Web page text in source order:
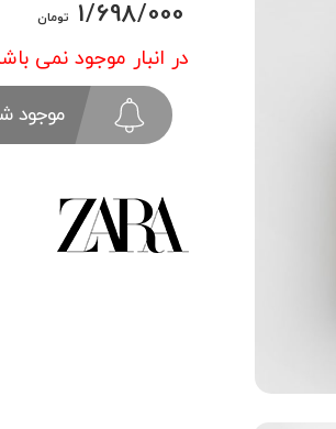
1/698/000 تومان
در انبار موجود نمی
موجود